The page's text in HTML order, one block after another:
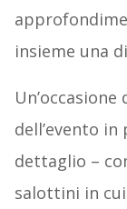
insieme una
dell’evento
dettaglio –
salottini in